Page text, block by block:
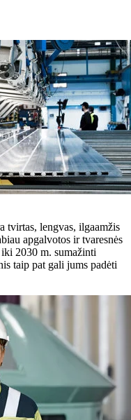
tvirtas, lengvas, ilgaamžis
apgalvotos ir tvaresnės
2030 m. sumažinti
taip pat gali jums padėti